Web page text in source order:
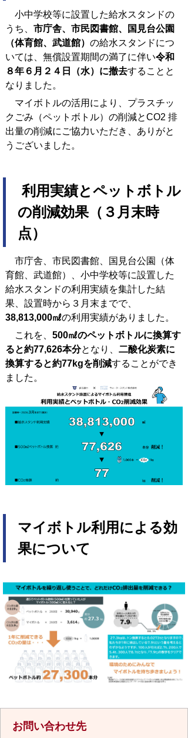
小中学校等に設置した給水スタンドの
うち、 市庁舎、市民図書館、国見台公園
（体育館、武道館） の給水スタンドにつ
いては、無償設置期間の満了に伴い令和
８年６月２４日（水）に撤去することと
なりました。
マイボトルの活用により、プラスチッ
クごみ（ペットボトル）の削減とCO2 排
出量の削減にご協力いただき、ありがと
うございました。
利用実績とペットボトル
の削減効果（３月末時
点）
市庁舎、市民図書館、国見台公園（体
育館、武道館）、小中学校等に設置した
給水スタンドの利用実績を集計した結
果、設置時から３月末までで、
38,813,000㎖の利用実績がありました。
これを、 500㎖のペットボトルに換算す
ると約77,626本分となり、 二酸化炭素に
換算すると約77kgを削減することができ
ました。
マイボトル利用による効
果について
お問い合わせ先